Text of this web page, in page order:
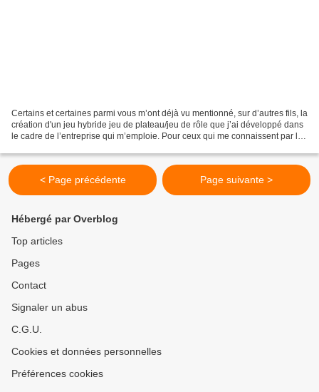
Certains et certaines parmi vous m’ont déjà vu mentionné, sur d’autres fils, la
création d'un jeu hybride jeu de plateau/jeu de rôle que j’ai développé dans
le cadre de l’entreprise qui m’emploie. Pour ceux qui me connaissent par le
< Page précédente Page suivante >
Hébergé par Overblog
Top articles
Pages
Contact
Signaler un abus
C.G.U.
Cookies et données personnelles
Préférences cookies